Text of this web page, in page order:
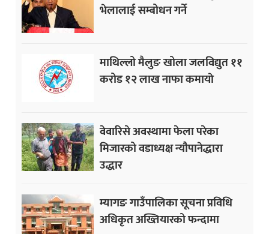
भेलालाई सम्बोधन गर्ने
माथिल्लो मैलुङ खोला जलविद्युत ११
करोड १२ लाख नाफा कमायाे
वेवारिसे अवस्थामा फेला परेका
मिजारको वडाध्यक्ष न्यौपानेद्धारा
उद्धार
म्यागङ गाउँपालिका सूचना प्रविधि
अधिकृत अख्तियारको फन्दामा